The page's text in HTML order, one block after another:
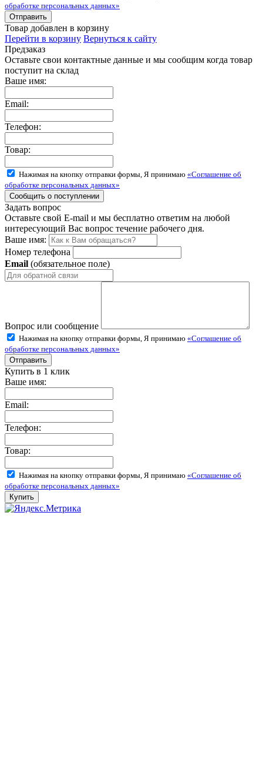
обработке персональных данных»
Товар добавлен в корзину
Перейти в корзину Вернуться к сайту
Предзаказ
Оставьте свои контактные данные и мы сообщим когда товар
поступит на склад
Ваше имя:
Email:
Телефон:
Товар:
Нажимая на кнопку отправки формы, Я принимаю «Соглашение об
обработке персональных данных»
Задать вопрос
Оставьте свой E-mail и мы бесплатно ответим на любой
интересующий Вас вопрос течение рабочего дня.
Ваше имя:
Номер телефона
Email (обязательное поле)
Вопрос или сообщение
Нажимая на кнопку отправки формы, Я принимаю «Соглашение об
обработке персональных данных»
Купить в 1 клик
Ваше имя:
Email:
Телефон:
Товар:
Нажимая на кнопку отправки формы, Я принимаю «Соглашение об
обработке персональных данных»